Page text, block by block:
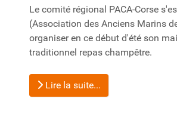
Le comité régional PACA-Corse
(Association des Anciens Marins
organiser en ce début d'été son
traditionnel repas champêtre.
Lire la suite...